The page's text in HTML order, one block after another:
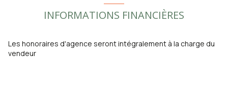
salle d'eau
4.63 m²
entrée
INFORMATIONS FINANCIÈRES
Les honoraires d'agence seront intégralement à la charge du
vendeur